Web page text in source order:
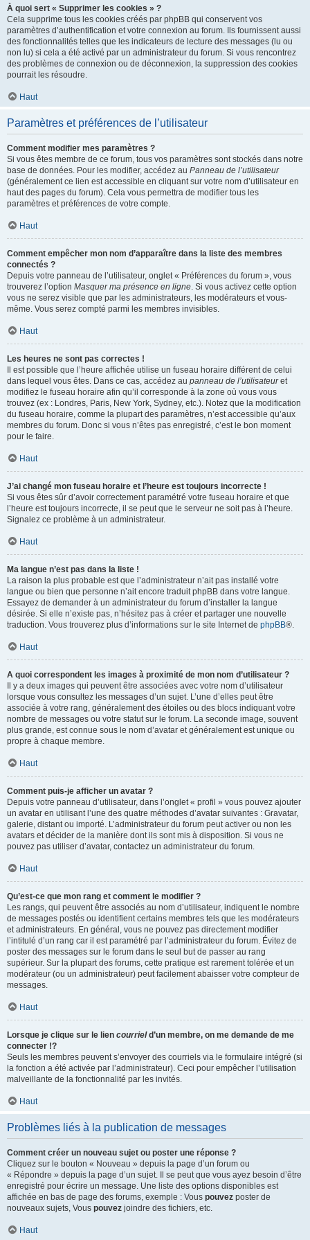
À quoi sert « Supprimer les cookies » ?
Cela supprime tous les cookies créés par phpBB qui conservent vos
paramètres d’authentification et votre connexion au forum. Ils fournissent aussi
des fonctionnalités telles que les indicateurs de lecture des messages (lu ou
non lu) si cela a été activé par un administrateur du forum. Si vous rencontrez
des problèmes de connexion ou de déconnexion, la suppression des cookies
pourrait les résoudre.
Haut
Paramètres et préférences de l’utilisateur
Comment modifier mes paramètres ?
Si vous êtes membre de ce forum, tous vos paramètres sont stockés dans notre
base de données. Pour les modifier, accédez au Panneau de l’utilisateur
(généralement ce lien est accessible en cliquant sur votre nom d’utilisateur en
haut des pages du forum). Cela vous permettra de modifier tous les
paramètres et préférences de votre compte.
Haut
Comment empêcher mon nom d’apparaître dans la liste des membres
connectés ?
Depuis votre panneau de l’utilisateur, onglet « Préférences du forum », vous
trouverez l’option Masquer ma présence en ligne. Si vous activez cette option
vous ne serez visible que par les administrateurs, les modérateurs et vous-
même. Vous serez compté parmi les membres invisibles.
Haut
Les heures ne sont pas correctes !
Il est possible que l’heure affichée utilise un fuseau horaire différent de celui
dans lequel vous êtes. Dans ce cas, accédez au panneau de l’utilisateuret
modifiez le fuseau horaire afin qu’il corresponde à la zone où vous vous
trouvez (ex : Londres, Paris, New York, Sydney, etc.). Notez que la modification
du fuseau horaire, comme la plupart des paramètres, n’est accessible qu’aux
membres du forum. Donc si vous n’êtes pas enregistré, c’est le bon moment
pour le faire.
Haut
J’ai changé mon fuseau horaire et l’heure est toujours incorrecte !
Si vous êtes sûr d’avoir correctement paramétré votre fuseau horaire et que
l’heure est toujours incorrecte, il se peut que le serveur ne soit pas à l’heure.
Signalez ce problème à un administrateur.
Haut
Ma langue n’est pas dans la liste !
La raison la plus probable est que l’administrateur n’ait pas installé votre
langue ou bien que personne n’ait encore traduit phpBB dans votre langue.
Essayez de demander à un administrateur du forum d’installer la langue
désirée. Si elle n’existe pas, n’hésitez pas à créer et partager une nouvelle
traduction. Vous trouverez plus d’informations sur le site Internet de phpBB®.
Haut
A quoi correspondent les images à proximité de mon nom d’utilisateur ?
Il y a deux images qui peuvent être associées avec votre nom d’utilisateur
lorsque vous consultez les messages d’un sujet. L’une d’elles peut être
associée à votre rang, généralement des étoiles ou des blocs indiquant votre
nombre de messages ou votre statut sur le forum. La seconde image, souvent
plus grande, est connue sous le nom d’avatar et généralement est unique ou
propre à chaque membre.
Haut
Comment puis-je afficher un avatar ?
Depuis votre panneau d’utilisateur, dans l’onglet « profil » vous pouvez ajouter
un avatar en utilisant l’une des quatre méthodes d’avatar suivantes : Gravatar,
galerie, distant ou importé. L’administrateur du forum peut activer ou non les
avatars et décider de la manière dont ils sont mis à disposition. Si vous ne
pouvez pas utiliser d’avatar, contactez un administrateur du forum.
Haut
Qu’est-ce que mon rang et comment le modifier ?
Les rangs, qui peuvent être associés au nom d’utilisateur, indiquent le nombre
de messages postés ou identifient certains membres tels que les modérateurs
et administrateurs. En général, vous ne pouvez pas directement modifier
l’intitulé d’un rang car il est paramétré par l’administrateur du forum. Évitez de
poster des messages sur le forum dans le seul but de passer au rang
supérieur. Sur la plupart des forums, cette pratique est rarement tolérée et un
modérateur (ou un administrateur) peut facilement abaisser votre compteur de
messages.
Haut
Lorsque je clique sur le lien courrield’un membre, on me demande de me
connecter !?
Seuls les membres peuvent s’envoyer des courriels via le formulaire intégré (si
la fonction a été activée par l’administrateur). Ceci pour empêcher l’utilisation
malveillante de la fonctionnalité par les invités.
Haut
Problèmes liés à la publication de messages
Comment créer un nouveau sujet ou poster une réponse ?
Cliquez sur le bouton « Nouveau » depuis la page d’un forum ou
« Répondre » depuis la page d’un sujet. Il se peut que vous ayez besoin d’être
enregistré pour écrire un message. Une liste des options disponibles est
affichée en bas de page des forums, exemple : Vous pouvez poster de
nouveaux sujets, Vous pouvez joindre des fichiers, etc.
Haut